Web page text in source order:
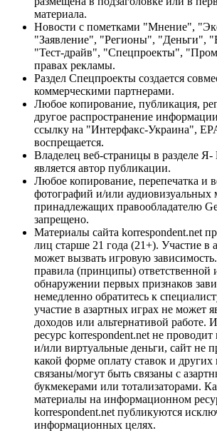
материала.
Новости с пометками "Мнение",
"Заявление", "Регионы", "Деньги",
"Тест-драйв", "Спецпроекты",
правах рекламы.
Раздел Спецпроекты создается
коммерческими партнерами.
Любое копирование, публикация,
другое распространение
ссылку на "Интерфакс-Украина",
воспрещается.
Владелец веб-страницы в разделе Я-
является автор публикации.
Любое копирование, перепечатка и
фотографий и/или аудиовизуальных
принадлежащих правообладателю
запрещено.
Материалы сайта korrespondent.net
лиц старше 21 года (21+). Участие в
может вызвать игровую
правила (принципы) ответственной
обнаружении первых признаков
немедленно обратитесь к
участие в азартных играх не может
доходов или альтернативой
ресурс korrespondent.net не
и/или виртуальные деньги, сайт не
какой форме оплату ставок и
связаны/могут быть связаны с
букмекерами или тотализаторами.
материалы на информационном
korrespondent.net публикуются
информационных целях.